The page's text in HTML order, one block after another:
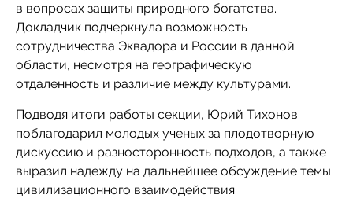
в вопросах защиты природного богатства.
Докладчик подчеркнула возможность
сотрудничества Эквадора и России в данной
области, несмотря на географическую
отдаленность и различие между культурами.
Подводя итоги работы секции, Юрий Тихонов
поблагодарил молодых ученых за плодотворную
дискуссию и разносторонность подходов, а также
выразил надежду на дальнейшее обсуждение темы
цивилизационного взаимодействия.